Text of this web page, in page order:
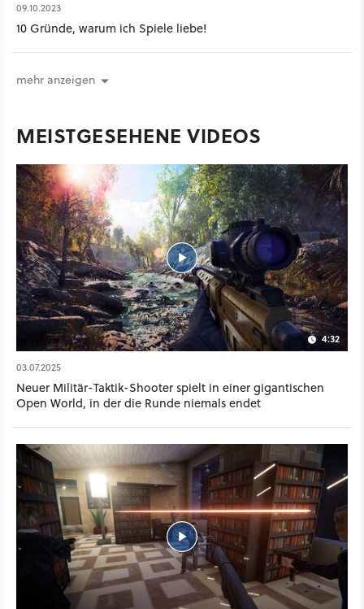
09.10.2023
10 Gründe, warum ich Spiele liebe!
mehr anzeigen
MEISTGESEHENE VIDEOS
4:32
03.07.2025
Neuer Militär-Taktik-Shooter spielt in einer gigantischen
Open World, in der die Runde niemals endet